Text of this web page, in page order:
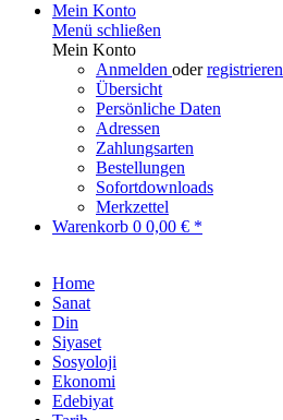
Mein Konto
Menü schließen
Mein Konto
Anmelden oderregistrieren
Übersicht
Persönliche Daten
Adressen
Zahlungsarten
Bestellungen
Sofortdownloads
Merkzettel
Warenkorb 0 0,00 € *
Home
Sanat
Din
Siyaset
Sosyoloji
Ekonomi
Edebiyat